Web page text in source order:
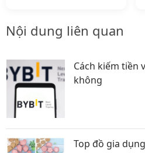
Nội dung liên quan
Cách kiếm tiền
không
Top đồ gia